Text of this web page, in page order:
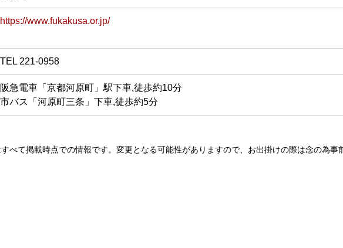
https://www.fukakusa.or.jp/
TEL 221-0958
阪急電車「京都河原町」駅下車,徒歩約10分
市バス「河原町三条」下車,徒歩約5分
べて掲載時点での情報です。変更となる可能性がありますので、お出掛けの際は念の為事